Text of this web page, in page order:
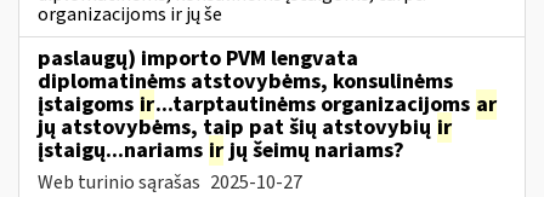
organizacijoms ir jų še
paslaugų) importo PVM lengvata
diplomatinėms atstovybėms, konsulinėms
įstaigoms ir...tarptautinėms organizacijoms ar
jų atstovybėms, taip pat šių atstovybių ir
įstaigų...nariams irjų šeimų nariams?
Web turinio sąrašas 2025-10-27